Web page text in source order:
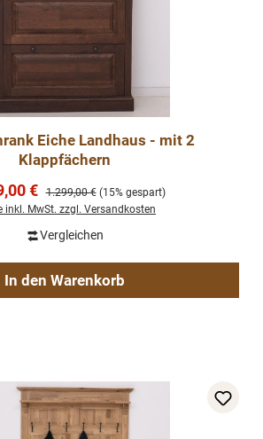
Eiche Landhaus - mit 2
Klappfächern
€ Regulärer Preis:
1.299,00 € (15% gespart)
inkl. MwSt. zzgl. Versandkosten
Vergleichen
In den Warenkorb